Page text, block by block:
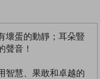
壞蛋的動靜；耳朵豎
聲音！
智慧、果敢和卓越的